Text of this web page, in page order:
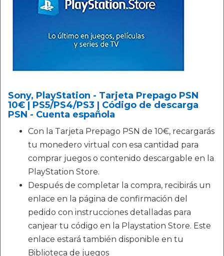
Sony, PlayStation - Tarjeta Prepago PSN
10€ | PS5/PS4/PS3 | Código de descarga
PSN - Cuenta española
Con la Tarjeta Prepago PSN de 10€, recargarás
tu monedero virtual con esa cantidad para
comprar juegos o contenido descargable en la
PlayStation Store.
Después de completar la compra, recibirás un
enlace en la página de confirmación del
pedido con instrucciones detalladas para
canjear tu código en la Playstation Store. Este
enlace estará también disponible en tu
Biblioteca de juegos